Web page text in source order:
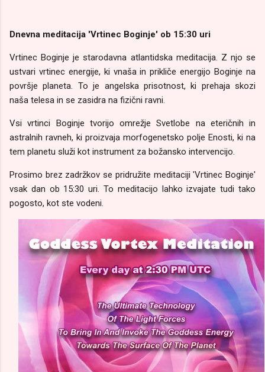
Dnevna meditacija 'Vrtinec Boginje' ob 15:30 uri
Vrtinec Boginje je starodavna atlantidska meditacija. Z njo se
ustvari vrtinec energije, ki vnaša in prikliče energijo Boginje na
površje planeta. To je angelska prisotnost, ki prehaja skozi
naša telesa in se zasidra na fizični ravni.
Vsi vrtinci Boginje tvorijo omrežje Svetlobe na eteričnih in
astralnih ravneh, ki proizvaja morfogenetsko polje Enosti, ki na
tem planetu služi kot instrument za božansko intervencijo.
Prosimo brez zadržkov se pridružite meditaciji 'Vrtinec Boginje'
vsak dan ob 15:30 uri. To meditacijo lahko izvajate tudi tako
pogosto, kot ste vodeni.